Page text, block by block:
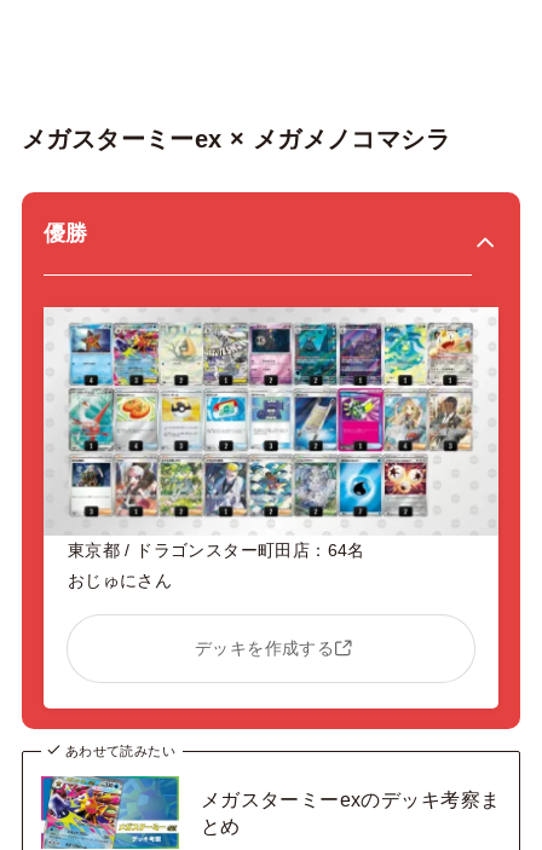
メガスターミーex × メガメノコマシラ
優勝
東京都 / ドラゴンスター町田店：64名
おじゅにさん
デッキを作成する
あわせて読みたい
メガスターミーexのデッキ考察ま
とめ